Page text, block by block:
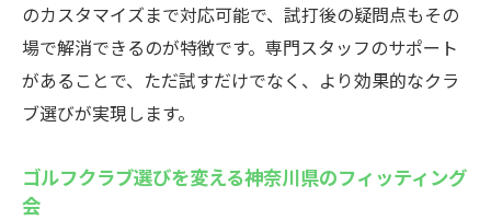
のカスタマイズまで対応可能で、試打後の疑問点もその
場で解消できるのが特徴です。専門スタッフのサポート
があることで、ただ試すだけでなく、より効果的なクラ
ブ選びが実現します。
ゴルフクラブ選びを変える神奈川県のフィッティング
会